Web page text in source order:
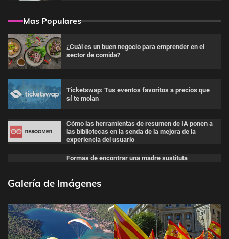
Mas Populares
¿Cuál es un buen negocio para emprender en el
sector de comida?
Ticketswap: Tus eventos favoritos a precios que
sí te molan
Cómo las herramientas de resumen de IA ponen a
las bibliotecas en la senda de la mejora de la
experiencia del usuario
Formas de encontrar una madre sustituta
Galería de Imágenes